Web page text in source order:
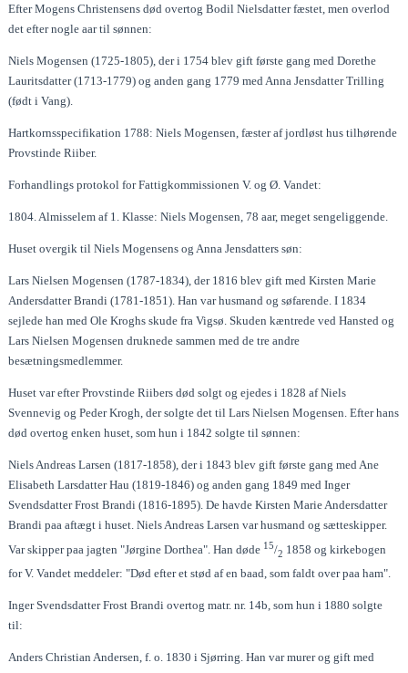
Efter Mogens Christensens død overtog Bodil Nielsdatter fæstet, men overlod
det efter nogle aar til sønnen:
Niels Mogensen (1725-1805), der i 1754 blev gift første gang med Dorethe
Lauritsdatter (1713-1779) og anden gang 1779 med Anna Jensdatter Trilling
(født i Vang).
Hartkornsspecifikation 1788: Niels Mogensen, fæster af jordløst hus tilhørende
Provstinde Riiber.
Forhandlings protokol for Fattigkommissionen V. og Ø. Vandet:
1804. Almisselem af 1. Klasse: Niels Mogensen, 78 aar, meget sengeliggende.
Huset overgik til Niels Mogensens og Anna Jensdatters søn:
Lars Nielsen Mogensen (1787-1834), der 1816 blev gift med Kirsten Marie
Andersdatter Brandi (1781-1851). Han var husmand og søfarende. I 1834
sejlede han med Ole Kroghs skude fra Vigsø. Skuden kæntrede ved Hansted og
Lars Nielsen Mogensen druknede sammen med de tre andre
besætningsmedlemmer.
Huset var efter Provstinde Riibers død solgt og ejedes i 1828 af Niels
Svennevig og Peder Krogh, der solgte det til Lars Nielsen Mogensen. Efter hans
død overtog enken huset, som hun i 1842 solgte til sønnen:
Niels Andreas Larsen (1817-1858), der i 1843 blev gift første gang med Ane
Elisabeth Larsdatter Hau (1819-1846) og anden gang 1849 med Inger
Svendsdatter Frost Brandi (1816-1895). De havde Kirsten Marie Andersdatter
Brandi paa aftægt i huset. Niels Andreas Larsen var husmand og sætteskipper.
Var skipper paa jagten "Jørgine Dorthea". Han døde 15/2 1858 og kirkebogen
for V. Vandet meddeler: "Død efter et stød af en baad, som faldt over paa ham".
Inger Svendsdatter Frost Brandi overtog matr. nr. 14b, som hun i 1880 solgte
til:
Anders Christian Andersen, f. o. 1830 i Sjørring. Han var murer og gift med